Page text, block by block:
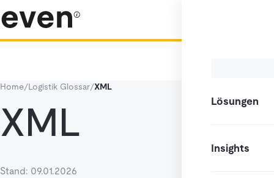
Lösungen
Insights
Home/Logistik Glossar/XML
XML
Stand: 09.01.2026